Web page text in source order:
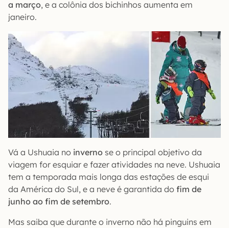
a março, e a colônia dos bichinhos aumenta em
janeiro.
Vá a Ushuaia no inverno se o principal objetivo da
viagem for esquiar e fazer atividades na neve. Ushuaia
tem a temporada mais longa das estações de esqui
da América do Sul, e a neve é garantida do fim de
junho ao fim de setembro.
Mas saiba que durante o inverno não há pinguins em